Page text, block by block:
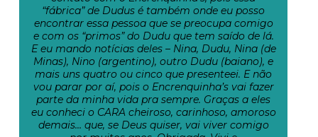
“fábrica” de Dudus é também onde eu posso
encontrar essa pessoa que se preocupa comigo
e com os “primos” do Dudu que tem saído de lá.
E eu mando notícias deles – Nina, Dudu, Nina (de
Minas), Nino (argentino), outro Dudu (baiano), e
mais uns quatro ou cinco que presenteei. E não
vou parar por aí, pois o Encrenquinha’s vai fazer
parte da minha vida pra sempre. Graças a eles
eu conheci o CARA cheiroso, carinhoso, amoroso
demais… que, se Deus quiser, vai viver comigo